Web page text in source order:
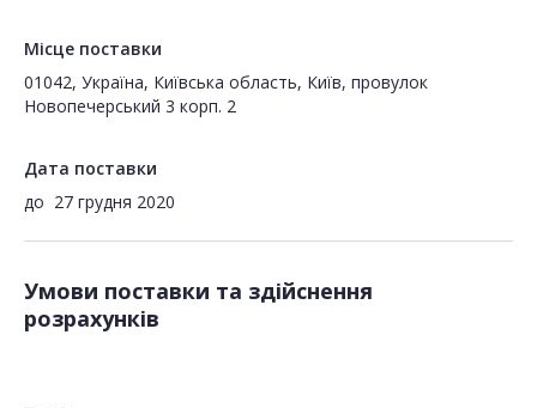
Місце поставки
01042, Україна, Київська область, Київ, провулок
Новопечерський 3 корп. 2
Дата поставки
до 27 грудня 2020
Умови поставки та здійснення
розрахунків